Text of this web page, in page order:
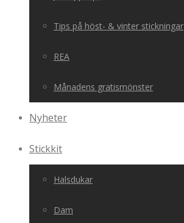
Tips på höst- & vinter stickningar
REA
Månadens gratismönster
Nyheter
Stickkit
Halsdukar
Dam